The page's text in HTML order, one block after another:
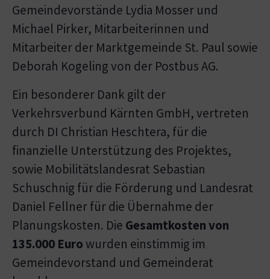
Gemeindevorstände Lydia Mosser und
Michael Pirker, Mitarbeiterinnen und
Mitarbeiter der Marktgemeinde St. Paul sowie
Deborah Kogeling von der Postbus AG.
Ein besonderer Dank gilt der
Verkehrsverbund Kärnten GmbH, vertreten
durch DI Christian Heschtera, für die
finanzielle Unterstützung des Projektes,
sowie Mobilitätslandesrat Sebastian
Schuschnig für die Förderung und Landesrat
Daniel Fellner für die Übernahme der
Planungskosten. Die Gesamtkosten von
135.000 Eurowurden einstimmig im
Gemeindevorstand und Gemeinderat